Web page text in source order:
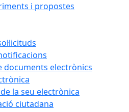
i propostes
documents electrònics
la seu electrònica
ciutadana